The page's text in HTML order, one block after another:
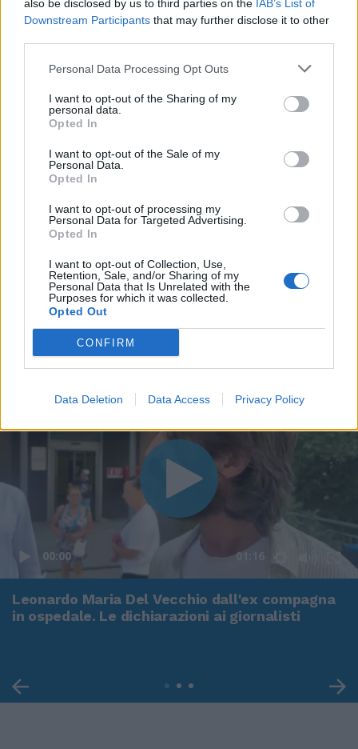
also be disclosed by us to third parties on the IAB’s List of
Downstream Participants that may further disclose it to other
Personal Data Processing Opt Outs
I want to opt-out of the Sharing of my
personal data.
Opted In
I want to opt-out of the Sale of my
Personal Data.
Opted In
I want to opt-out of processing my
Personal Data for Targeted Advertising.
Opted In
I want to opt-out of Collection, Use,
Retention, Sale, and/or Sharing of my
Personal Data that Is Unrelated with the
Purposes for which it was collected.
Opted Out
CONFIRM
Data Deletion Data Access Privacy Policy
00:00 01:16
Leonardo Maria Del Vecchio dall'ex compagna
in ospedale. Le dichiarazioni ai giornalisti